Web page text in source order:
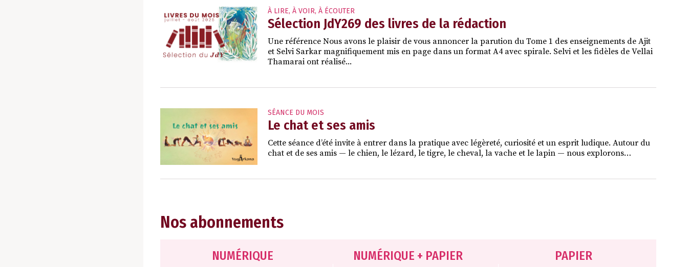
À LIRE, À VOIR, À ÉCOUTER
Sélection JdY269 des livres de la rédaction
Une référence Nous avons le plaisir de vous annoncer la parution du Tome 1 des enseignements de Ajit
et Selvi Sarkar magnifiquement mis en page dans un format A4 avec spirale. Selvi et les fidèles de Vellai
Thamarai ont réalisé...
SÉANCE DU MOIS
Le chat et ses amis
Cette séance d’été invite à entrer dans la pratique avec légèreté, curiosité et un esprit ludique. Autour du
chat et de ses amis — le chien, le lézard, le tigre, le cheval, la vache et le lapin — nous explorons…
Nos abonnements
NUMÉRIQUE NUMÉRIQUE + PAPIER PAPIER